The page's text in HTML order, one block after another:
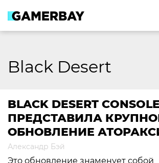
content
Black Desert
BLACK DESERT CONSOLE
ПРЕДСТАВИЛА
ОБНОВЛЕНИЕ
Александр Бэй
Это обновление знаменует собой